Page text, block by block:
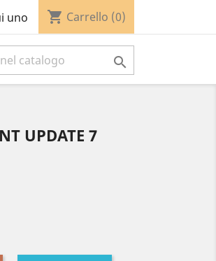
uno shopping_cart Carrello (0)

UPDATE 7